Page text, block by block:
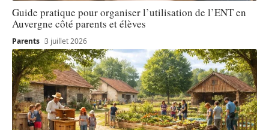
Guide pratique pour organiser l’utilisation de l’ENT en
Auvergne côté parents et élèves
Parents 3 juillet 2026